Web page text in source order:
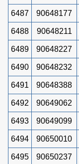
6487 90648177
6488 90648211
6489 90648227
6490 90648232
6491 90648388
6492 90649062
6493 90649099
6494 90650010
6495 90650237